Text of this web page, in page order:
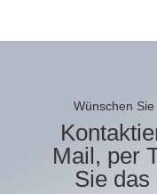
Wünschen
Mail, per
Sie das